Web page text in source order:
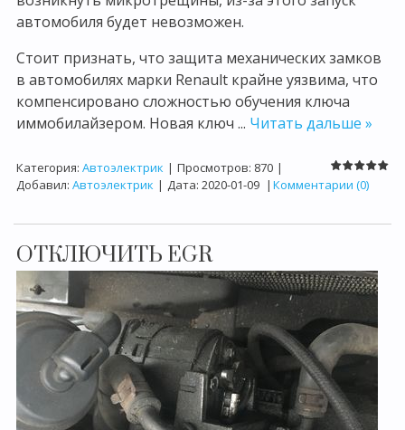
автомобиля будет невозможен.
Стоит признать, что защита механических замков
в автомобилях марки Renault крайне уязвима, что
компенсировано сложностью обучения ключа
иммобилайзером. Новая ключ ... Читать дальше »
Категория: Автоэлектрик | Просмотров: 870 |
Добавил: Автоэлектрик | Дата: 2020-01-09 | Комментарии (0)
ОТКЛЮЧИТЬ EGR